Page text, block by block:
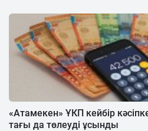
«Атамекен» ҰКП кейбір
тағы да төлеуді ұсынды